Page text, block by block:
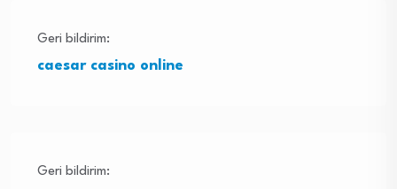
Geri bildirim:
caesar casino online
Geri bildirim: